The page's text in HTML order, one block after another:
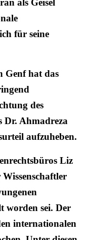
für seine
Genf hat das
des
Dr. Ahmadreza
aufzuheben.
Liz
worden sei. Der
internationalen